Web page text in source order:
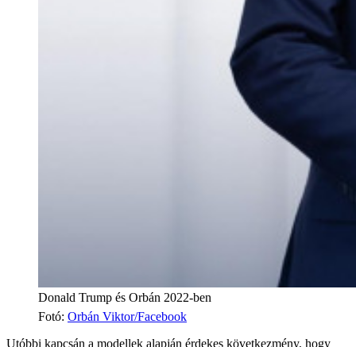
Donald Trump és Orbán 2022-ben
Fotó: Orbán Viktor/Facebook
Utóbbi kapcsán a modellek alapján érdekes következmény, hogy